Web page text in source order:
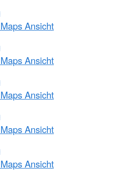
Ansicht
Ansicht
Ansicht
Ansicht
Ansicht